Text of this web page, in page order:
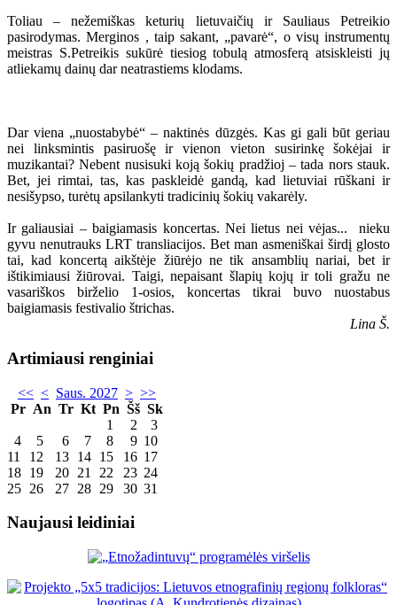
Toliau – nežemiškas keturių lietuvaičių ir Sauliaus Petreikio
pasirodymas. Merginos , taip sakant, „pavarė“, o visų instrumentų
meistras S.Petreikis sukūrė tiesiog tobulą atmosferą atsiskleisti jų
atliekamų dainų dar neatrastiems klodams.
Dar viena „nuostabybė“ – naktinės dūzgės. Kas gi gali būt geriau
nei linksmintis pasiruošę ir vienon vieton susirinkę šokėjai ir
muzikantai? Nebent nusisuki koją šokių pradžioj – tada nors stauk.
Bet, jei rimtai, tas, kas paskleidė gandą, kad lietuviai rūškani ir
nesišypso, turėtų apsilankyti tradicinių šokių vakarėly.
Ir galiausiai – baigiamasis koncertas. Nei lietus nei vėjas... nieku
gyvu nenutrauks LRT transliacijos. Bet man asmeniškai širdį glosto
tai, kad koncertą aikštėje žiūrėjo ne tik ansamblių nariai, bet ir
ištikimiausi žiūrovai. Taigi, nepaisant šlapių kojų ir toli gražu ne
vasariškos birželio 1-osios, koncertas tikrai buvo nuostabus
baigiamasis festivalio štrichas.
Lina Š.
Artimiausi renginiai
<< < Saus. 2027 > >>
Pr An Tr Kt Pn Šš Sk
1
2
3
4
5 6 7 8 9 10
11
12 13 14 15 16 17
18 19 20 21 22 23 24
25 26 27 28 29 30 31
Naujausi leidiniai